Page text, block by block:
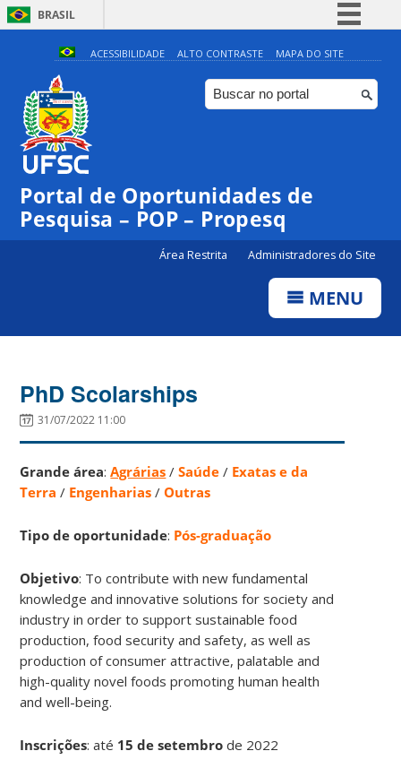
BRASIL
Simplifique!
Comunica BR
Participe
Canais
ACESSIBILIDADE ALTO CONTRASTE MAPA DO SITE
Portal de Oportunidades de
Pesquisa – POP – Propesq
Área Restrita Administradores do Site
MENU
PhD Scolarships
31/07/2022 11:00
Grande área:Agrárias /Saúde / Exatas e da
Terra / Engenharias /Outras
Tipo de oportunidade: Pós-graduação
Objetivo: To contribute with new fundamental
knowledge and innovative solutions for society and
industry in order to support sustainable food
production, food security and safety, as well as
production of consumer attractive, palatable and
high-quality novel foods promoting human health
and well-being.
Inscrições: até 15 de setembrode 2022